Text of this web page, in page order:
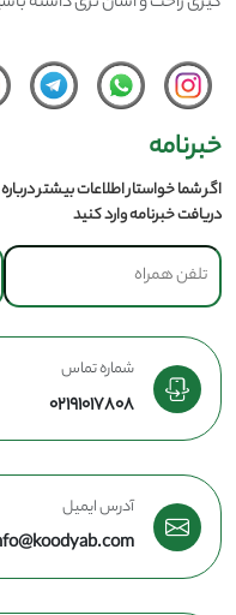
خبرنامه
اگر شما خواستار اطلاعات بیشتر
دریافت خبرنامه وارد کنید
شماره تماس
02191017808
آدرس ایمیل